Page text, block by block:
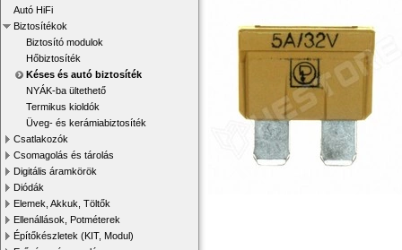
Autó HiFi
Biztosítékok
Biztosító modulok
Hőbiztosíték
Késes és autó biztosíték
NYÁK-ba ültethető
Termikus kioldók
Üveg- és kerámiabiztosíték
Csatlakozók
Csomagolás és tárolás
Digitális áramkörök
Diódák
Elemek, Akkuk, Töltők
Ellenállások, Potméterek
Építőkészletek (KIT, Modul)